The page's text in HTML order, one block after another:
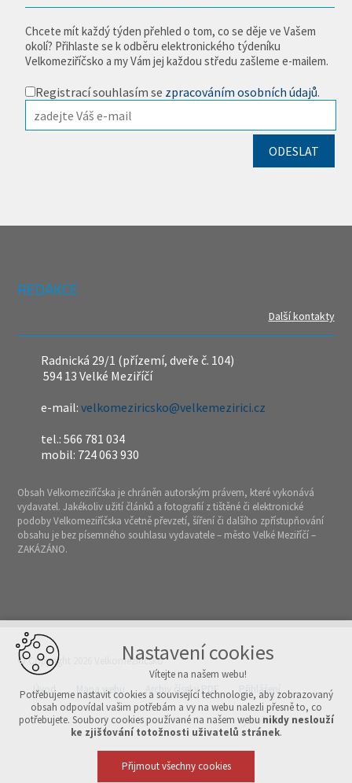
Chcete mít každý týden přehled o tom, co se děje ve Vašem
okolí? Přihlaste se k odběru elektronického týdeníku
Velkomeziříčsko a my Vám jej každou středu zašleme e-mailem.
Registrací souhlasím se zpracováním osobních údajů.
REDAKCE
Další kontakty
Radnická 29/1 (přízemí, dveře č. 104)
594 13 Velké Meziříčí
e-mail:velkomeziricsko@velkemezirici.cz
tel.: 566 781 034
mobil: 724 063 930
Obsah Velkomeziříčska je chráněn autorským právem, které vykonává
vydavatel. Jakékoliv užití článků a fotografií z tištěné či elektronické
podoby Velkomeziříčska včetně převzetí, šíření či dalšího zpřístupňování
obsahu je bez písemného souhlasu vydavatele – město Velké Meziříčí –
ZAKÁZÁNO.
© Copyright 2026 Velkomeziříčsko
Úvod Mapa webu Archiv čísel v PDF Přihlášení
Vytvořeno v xart.cz
Nastavení cookies
Vítejte na našem webu!
Potřebujeme nastavit cookies a související technologie, aby zobrazovaný
obsah odpovídal vašim potřebám a vy na webu nalezli přesně to, co
potřebujete. Soubory cookies používané na našem webu nikdy neslouží
ke zjišťování totožnosti uživatelů stránek.
Přijmout všechny cookies